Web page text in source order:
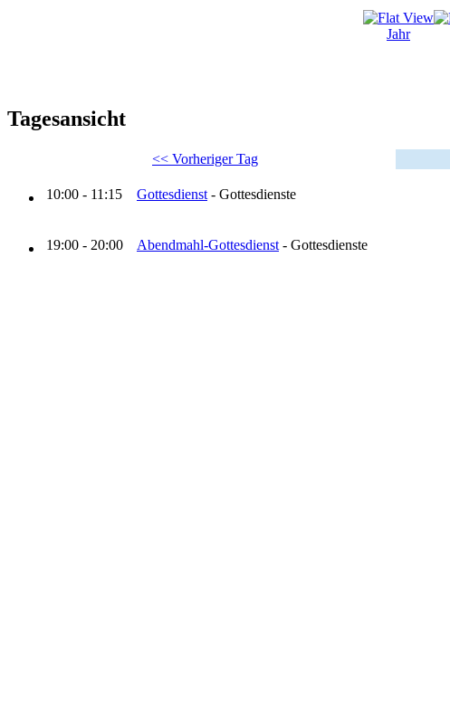
Jahr
Tagesansicht
<< Vorheriger Tag
10:00 - 11:15 Gottesdienst - Gottesdienste
19:00 - 20:00 Abendmahl-Gottesdienst - Gottesdienste